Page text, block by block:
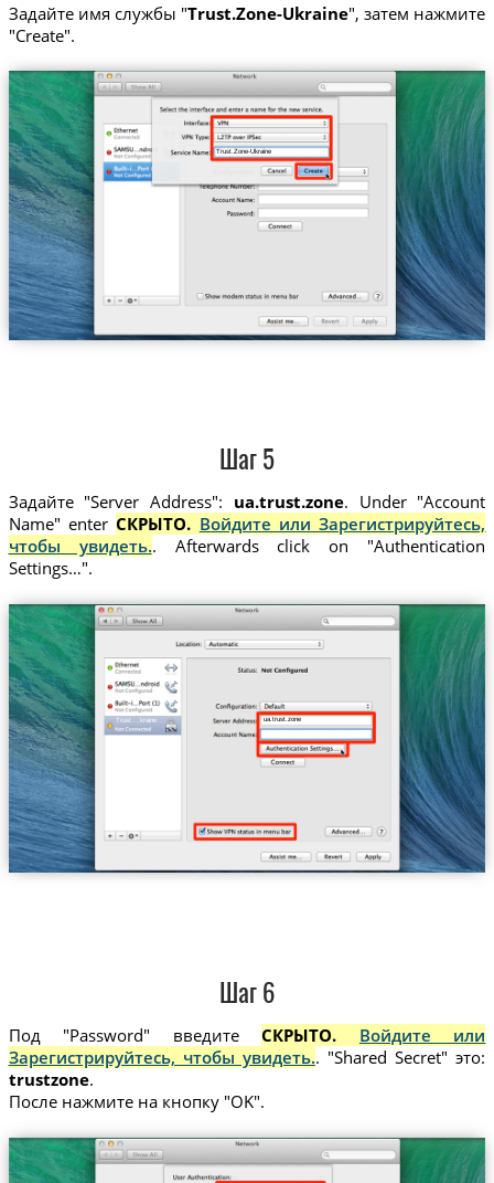
Задайте имя службы "Trust.Zone-Ukraine", затем нажмите
"Create".
Trust.Zone-Ukraine
Шаг 5
Задайте "Server Address": ua.trust.zone. Under "Account
Name" enterСКРЫТО. Войдите или Зарегистрируйтесь,
чтобы увидеть.. Afterwards click on "Authentication
Settings…".
Trust....kraine ua.trust.zone
Шаг 6
Под "Password" введитеСКРЫТО. Войдите или
Зарегистрируйтесь, чтобы увидеть.. "Shared Secret" это:
trustzone.
После нажмите на кнопку "OK".